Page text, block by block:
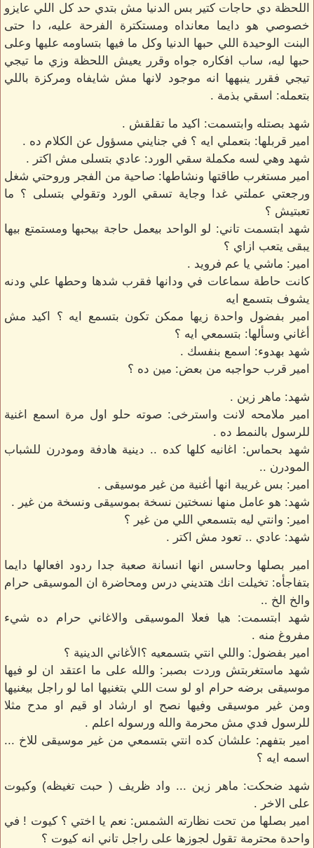
اللحظة دي حاجات كتير بس الدنيا مش بتدي حد كل اللي عايزو
خصوصي هو دايما معانداه ومستكترة الفرحة عليه، دا حتى
البنت الوحيدة اللي حبها الدنيا وكل ما فيها بتساومه عليها وعلى
حبها ليه، ساب افكاره جواه وقرر يعيش اللحظة وزي ما تيجي
تيجي فقرر ينبهها انه موجود لانها مش شايفاه ومركزة باللي
بتعمله: اسقي بذمة .
شهد بصتله وابتسمت: اكيد ما تقلقش .
امير قربلها: بتعملي ايه ؟ في جنايني مسؤول عن الكلام ده .
شهد وهي لسه مكملة سقي الورد: عادي بتسلى مش اكتر .
امير مستغرب طاقتها ونشاطها: صاحية من الفجر وروحتي شغل
ورجعتي عملتي غدا وجاية تسقي الورد وتقولي بتسلى ؟ ما
تعبتيش ؟
شهد ابتسمت تاني: لو الواحد بيعمل حاجة بيحبها ومستمتع بيها
يبقى يتعب ازاي ؟
امير: ماشي يا عم فرويد .
كانت حاطة سماعات في ودانها فقرب شدها وحطها علي ودنه
يشوف بتسمع ايه
امير بفضول واحدة زيها ممكن تكون بتسمع ايه ؟ اكيد مش
أغاني وسألها: بتسمعي ايه ؟
شهد بهدوء: اسمع بنفسك .
امير قرب حواجبه من بعض: مين ده ؟
شهد: ماهر زين .
امير ملامحه لانت واسترخى: صوته حلو اول مرة اسمع اغنية
للرسول بالنمط ده .
شهد بحماس: اغانيه كلها كده .. دينية هادفة ومودرن للشباب
المودرن ..
امير: بس غريبة انها أغنية من غير موسيقى .
شهد: هو عامل منها نسختين نسخة بموسيقى ونسخة من غير .
امير: وانتي ليه بتسمعي اللي من غير ؟
شهد: عادي .. تعود مش اكتر .
امير بصلها وحاسس انها انسانة صعبة جدا ردود افعالها دايما
بتفاجأه: تخيلت انك هتديني درس ومحاضرة ان الموسيقى حرام
والخ الخ ..
شهد ابتسمت: هيا فعلا الموسيقى والاغاني حرام ده شيء
مفروغ منه .
امير بفضول: واللي انتي بتسمعيه ؟الأغاني الدينية ؟
شهد ماستغربتش وردت بصبر: والله على ما اعتقد ان لو فيها
موسيقى برضه حرام او لو ست اللي بتغنيها اما لو راجل بيغنيها
ومن غير موسيقى وفيها نصح او ارشاد او قيم او مدح مثلا
للرسول فدي مش محرمة والله ورسوله اعلم .
امير بتفهم: علشان كده انتي بتسمعي من غير موسيقى للاخ ...
اسمه ايه ؟
شهد ضحكت: ماهر زين ... واد ظريف ( حبت تغيظه) وكيوت
على الاخر .
امير بصلها من تحت نظارته الشمس: نعم يا اختي ؟ كيوت ! في
واحدة محترمة تقول لجوزها على راجل تاني انه كيوت ؟